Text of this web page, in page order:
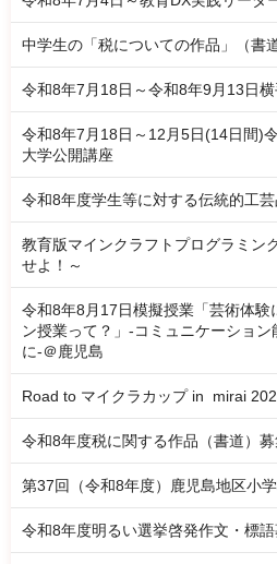
中学生の「税についての作品」（書
令和8年7月18日～令和8年9月13日
令和8年7月18日～12月5日(14日間)
大学公開講座
令和8年度学生等に対する伝統的工
教育版マインクラフトプログラミン
せよ！～
令和8年8月17日模擬授業「芸術体験
ン授業って？」-コミュニケーショ
に-＠鹿児島
Road to マイクラカップ in mirai
令和8年度税に関する作品（書道）
第37回（令和8年度）鹿児島地区小
令和8年度明るい選挙啓発作文・標